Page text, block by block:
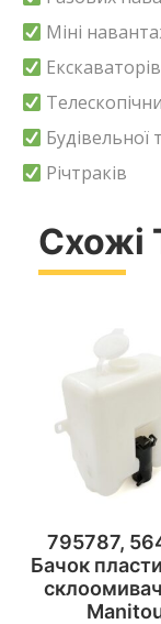
Міні
Будівельної
Річтраків
Схожі
795787,
Бачок